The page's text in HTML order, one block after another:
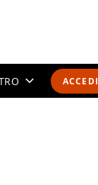
ACCEDI